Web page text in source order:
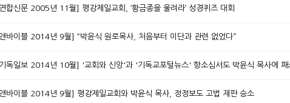
합신문 2005년 11월] 평강제일교회, ‘황금종을 울려라’ 성경퀴즈 대회
바이블 2014년 9월] “박윤식 원로목사, 처음부터 이단과 관련 없었다”
독일보 2014년 10월] '교회와 신앙'과 '기독교포털뉴스' 항소심서도 박윤식 목사에 패
바이블 2014년 9월] 평강제일교회와 박윤식 목사, 정정보도 고법 재판 승소